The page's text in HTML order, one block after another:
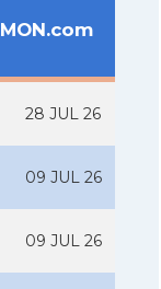
28 JUL 26
09 JUL 26
09 JUL 26